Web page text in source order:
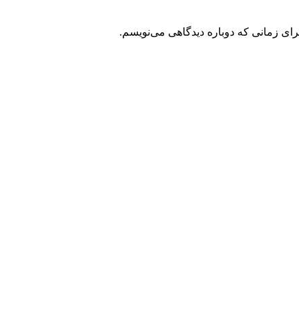
زمانی که دوباره دیدگاهی می‌نویسم.